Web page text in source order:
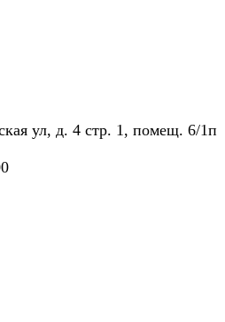
ул, д. 4 стр. 1, помещ. 6/1п